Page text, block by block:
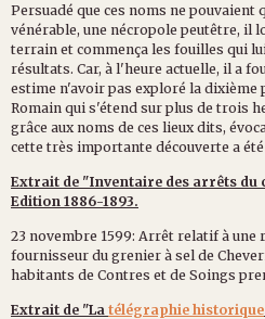
Persuadé que ces noms ne pouvaient
vénérable, une nécropole peutêtre, il
terrain et commença les fouilles qui
résultats. Car, à l'heure actuelle, il a
estime n'avoir pas exploré la dixième
Romain qui s'étend sur plus de trois
grâce aux noms de ces lieux dits,
cette très importante découverte a
Extrait de "Inventaire des arrêts du
Edition 1886-1893.
23 novembre 1599: Arrêt relatif à une
fournisseur du grenier à sel de
habitants de Contres et de Soings
Extrait de "La télégraphie historique